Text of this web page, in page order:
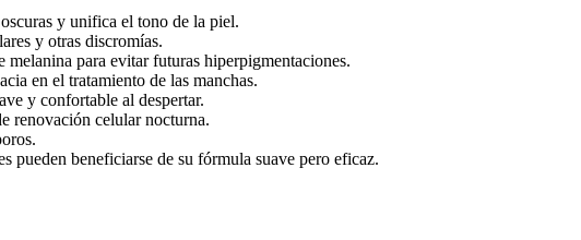
y unifica el tono de la piel.
y otras discromías.
melanina para evitar futuras hiperpigmentaciones.
en el tratamiento de las manchas.
y confortable al despertar.
renovación celular nocturna.
pueden beneficiarse de su fórmula suave pero eficaz.